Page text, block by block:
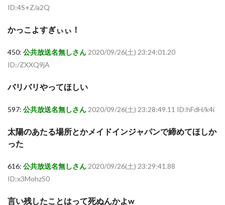
ID:4S+Z/a2Q
かっこよすぎぃぃ！
450: 公共放送名無しさん2020/09/26(土) 23:24:01.20
ID:/ZXXQ9jA
バリバリやってほしい
597: 公共放送名無しさん2020/09/26(土) 23:28:49.11 ID:hFdH/k4i
太陽のあたる場所とかメイドインジャパンで締めてほしか
った
616: 公共放送名無しさん2020/09/26(土) 23:29:41.88
ID:x3MohzS0
言い残したことはって死ぬんかよw